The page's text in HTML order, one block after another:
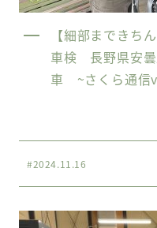
【細部まできち
車検 長野県安
車 ~さくら通信
#2024.11.16